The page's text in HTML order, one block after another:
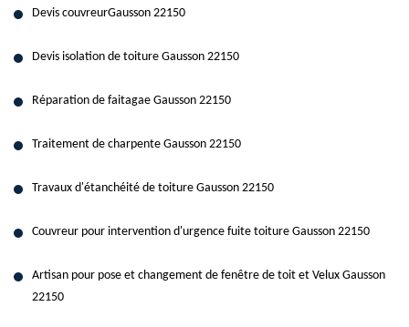
Devis couvreurGausson 22150
Devis isolation de toiture Gausson 22150
Réparation de faitagae Gausson 22150
Traitement de charpente Gausson 22150
Travaux d'étanchéité de toiture Gausson 22150
Couvreur pour intervention d'urgence fuite toiture Gausson 22150
Artisan pour pose et changement de fenêtre de toit et Velux Gausson
22150